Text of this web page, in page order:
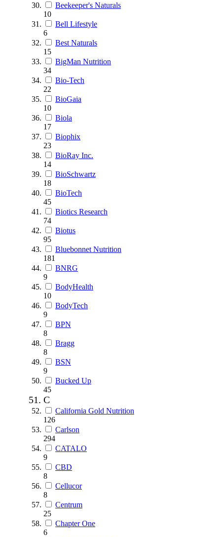
Beekeeper's Naturals
10
Bell Lifestyle
6
Best Naturals
15
BigMan Nutrition
34
Bio-Tech
22
BioGaia
10
Biola
17
Biophix
23
BioRay Inc.
14
BioSchwartz
18
BioTech
45
Biotics Research
74
Biotus
95
Bluebonnet Nutrition
181
BNRG
9
BodyHealth
10
BodyTech
9
BPN
8
Bragg
8
BSN
9
Bucked Up
45
C
California Gold Nutrition
126
Carlson
294
CATALO
9
CBD
8
Cellucor
8
Centrum
25
Chapter One
6